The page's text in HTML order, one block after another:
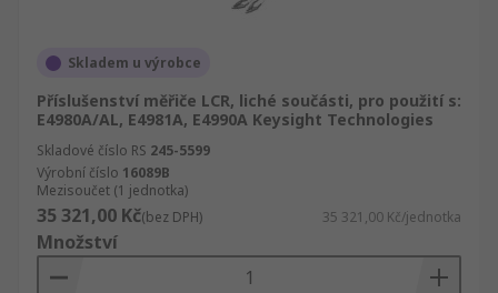
Skladem u výrobce
Příslušenství měřiče LCR, liché součásti, pro použití s:
E4980A/AL, E4981A, E4990A Keysight Technologies
Skladové číslo RS 245-5599
Výrobní číslo 16089B
Mezisoučet (1 jednotka)
35 321,00 Kč(bez DPH) 35 321,00 Kč/jednotka
Množství